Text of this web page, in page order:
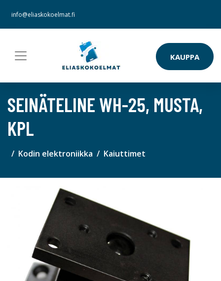
info@eliaskokoelmat.fi
KAUPPA
SEINÄTELINE WH-25, MUSTA,
KPL
Kodin elektroniikka Kaiuttimet